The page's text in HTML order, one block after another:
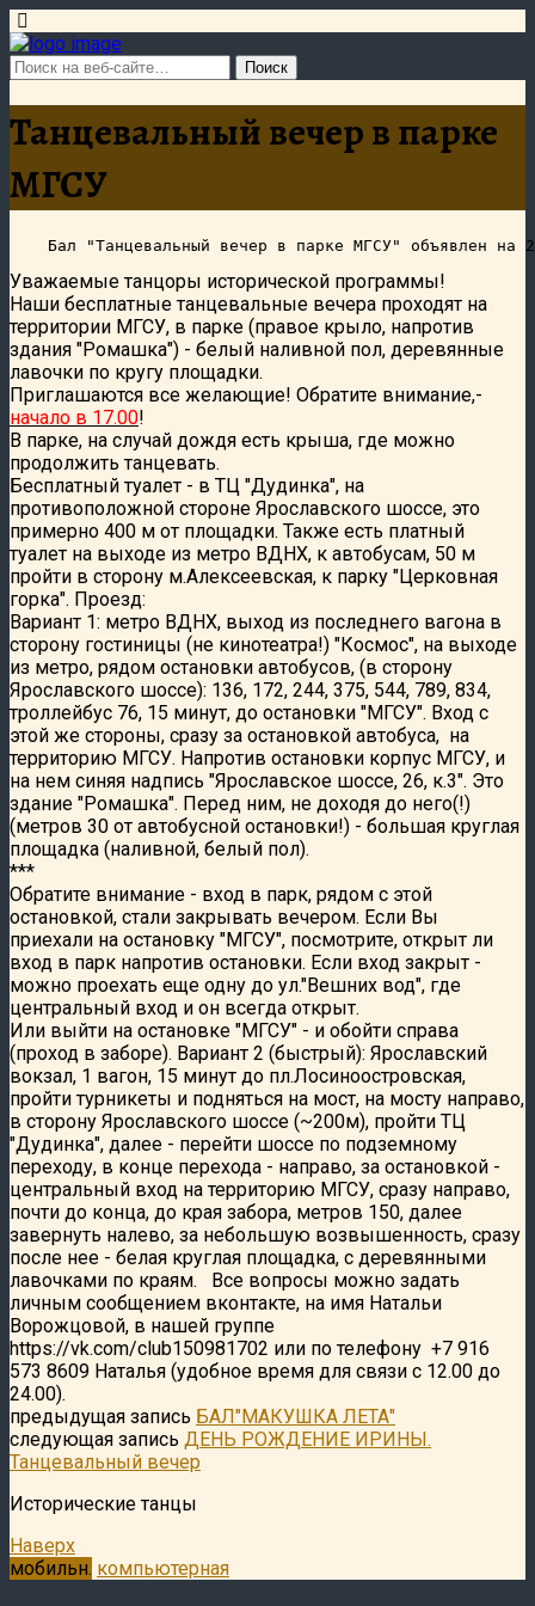
Танцевальный вечер в парке
МГСУ
Уважаемые танцоры исторической программы!
Наши бесплатные танцевальные вечера проходят на
территории МГСУ, в парке (правое крыло, напротив
здания "Ромашка") - белый наливной пол, деревянные
лавочки по кругу площадки.
Приглашаются все желающие! Обратите внимание,-
начало в 17.00!
В парке, на случай дождя есть крыша, где можно
продолжить танцевать.
Бесплатный туалет - в ТЦ "Дудинка", на
противоположной стороне Ярославского шоссе, это
примерно 400 м от площадки. Также есть платный
туалет на выходе из метро ВДНХ, к автобусам, 50 м
пройти в сторону м.Алексеевская, к парку "Церковная
горка". Проезд:
Вариант 1: метро ВДНХ, выход из последнего вагона в
сторону гостиницы (не кинотеатра!) "Космос", на выходе
из метро, рядом остановки автобусов, (в сторону
Ярославского шоссе): 136, 172, 244, 375, 544, 789, 834,
троллейбус 76, 15 минут, до остановки "МГСУ". Вход с
этой же стороны, сразу за остановкой автобуса, на
территорию МГСУ. Напротив остановки корпус МГСУ, и
на нем синяя надпись "Ярославское шоссе, 26, к.3". Это
здание "Ромашка". Перед ним, не доходя до него(!)
(метров 30 от автобусной остановки!) - большая круглая
площадка (наливной, белый пол).
***
Обратите внимание - вход в парк, рядом с этой
остановкой, стали закрывать вечером. Если Вы
приехали на остановку "МГСУ", посмотрите, открыт ли
вход в парк напротив остановки. Если вход закрыт -
можно проехать еще одну до ул."Вешних вод", где
центральный вход и он всегда открыт.
Или выйти на остановке "МГСУ" - и обойти справа
(проход в заборе). Вариант 2 (быстрый): Ярославский
вокзал, 1 вагон, 15 минут до пл.Лосиноостровская,
пройти турникеты и подняться на мост, на мосту направо,
в сторону Ярославского шоссе (~200м), пройти ТЦ
"Дудинка", далее - перейти шоссе по подземному
переходу, в конце перехода - направо, за остановкой -
центральный вход на территорию МГСУ, сразу направо,
почти до конца, до края забора, метров 150, далее
завернуть налево, за небольшую возвышенность, сразу
после нее - белая круглая площадка, с деревянными
лавочками по краям. Все вопросы можно задать
личным сообщением вконтакте, на имя Натальи
Ворожцовой, в нашей группе
https://vk.com/club150981702 или по телефону +7 916
573 8609 Наталья (удобное время для связи с 12.00 до
24.00).
предыдущая запись БАЛ"МАКУШКА ЛЕТА"
следующая запись ДЕНЬ РОЖДЕНИЕ ИРИНЫ.
Танцевальный вечер
Исторические танцы
Наверх
мобильн. компьютерная